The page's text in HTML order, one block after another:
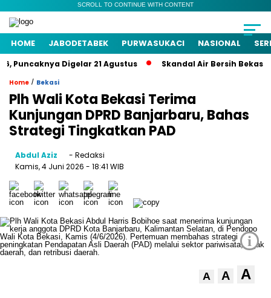
SCROLL TO CONTINUE WITH CONTENT
HOME JABODETABEK PURWASUKACI NASIONAL
Puncaknya Digelar 21 Agustus Skandal Air Bersih Bekasi! 3
Home / Bekasi
Plh Wali Kota Bekasi Terima
Kunjungan DPRD Banjarbaru, Bahas
Strategi Tingkatkan PAD
Abdul Aziz
- Redaksi
Kamis, 4 Juni 2026 - 18:41 WIB
i
A A A